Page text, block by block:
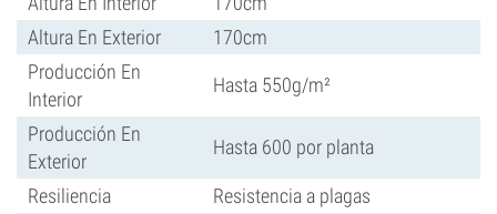
Altura En Exterior
170cm
Producción En
Interior
Hasta 550g/m²
Producción En
Exterior
Hasta 600 por planta
Resiliencia
Resistencia a plagas